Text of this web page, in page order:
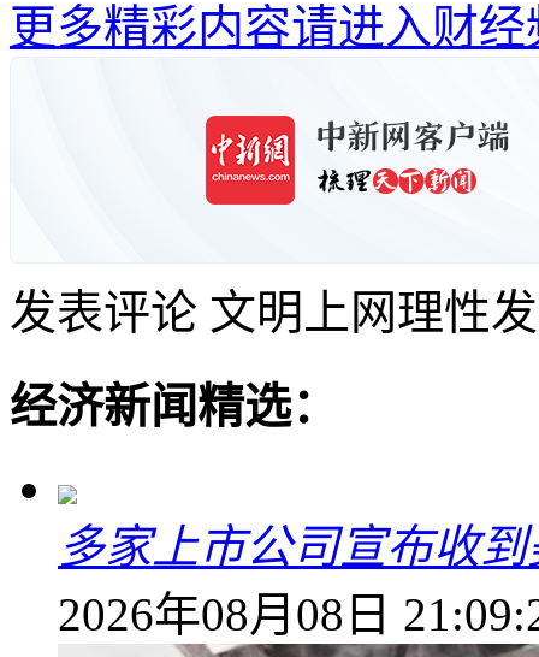
更多精彩内容请进入财经
发表评论 文明上网理性
经济新闻精选：
多家上市公司宣布收
2026年08月08日